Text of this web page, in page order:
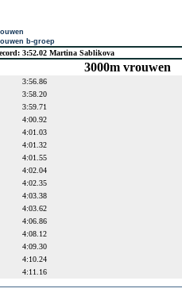
b-groep
3:52.02 Martina Sablikova
3000m vrouwen
3:56.86
3:58.20
3:59.71
4:00.92
4:01.03
4:01.32
4:01.55
4:02.04
4:02.35
4:03.38
4:03.62
4:06.86
4:08.12
4:09.30
4:10.24
4:11.16